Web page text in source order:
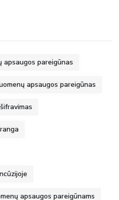
apsaugos pareigūnas
apsaugos pareigūnas
apsaugos pareigūnams